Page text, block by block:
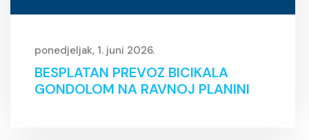
ponedjeljak, 1. juni 2026.
BESPLATAN PREVOZ BICIKALA
GONDOLOM NA RAVNOJ PLANINI